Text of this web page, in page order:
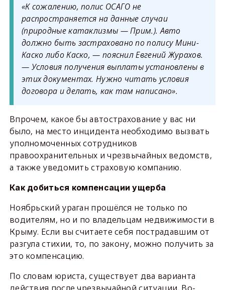
«К сожалению, полис ОСАГО не
распространяется на данные случаи
(природные катаклизмы — Прим.). Авто
должно быть застраховано по полису Мини-
Каско либо Каско, — пояснил Евгений Журахов.
— Условия получения выплаты установлены в
этих документах. Нужно читать условия
договора и делать, как там написано».
Впрочем, какое бы автострахование у вас ни
было, на место инцидента необходимо вызвать
уполномоченных сотрудников
правоохранительных и чрезвычайных ведомств,
а также уведомить страховую компанию.
Как добиться компенсации ущерба
Ноябрьский ураган прошёлся не только по
водителям, но и по владельцам недвижимости в
Крыму. Если вы считаете себя пострадавшим от
разгула стихии, то, по закону, можно получить за
это компенсацию.
По словам юриста, существует два варианта